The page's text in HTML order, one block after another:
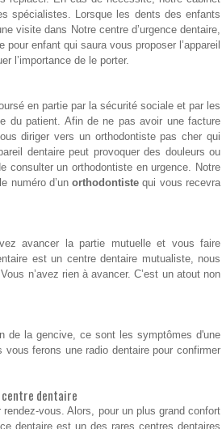
spécialistes. Lorsque les dents des enfants
visite dans Notre centre d’urgence dentaire,
enfant qui saura vous proposer l’appareil
l’importance de le porter.
en partie par la sécurité sociale et par les
du patient. Afin de ne pas avoir une facture
diriger vers un orthodontiste pas cher qui
dentaire peut provoquer des douleurs ou
consulter un orthodontiste en urgence. Notre
numéro d’unorthodontiste qui vous recevra
avancer la partie mutuelle et vous faire
est un centre dentaire mutualiste, nous
n’avez rien à avancer. C’est un atout non
de la gencive, ce sont les symptômes d'une
vous ferons une radio dentaire pour confirmer
dentaire
vous. Alors, pour un plus grand confort
dentaire est un des rares centres dentaires